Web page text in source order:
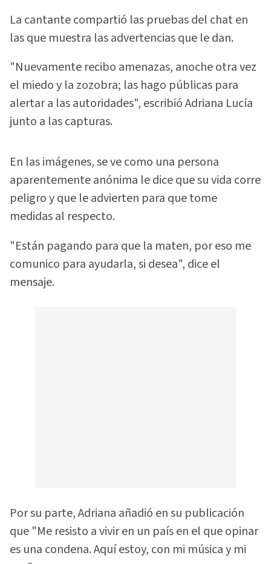
La cantante compartió las pruebas del chat en
las que muestra las advertencias que le dan.
"Nuevamente recibo amenazas, anoche otra vez
el miedo y la zozobra; las hago públicas para
alertar a las autoridades", escribió Adriana Lucía
junto a las capturas.
En las imágenes, se ve como una persona
aparentemente anónima le dice que su vida corre
peligro y que le advierten para que tome
medidas al respecto.
"Están pagando para que la maten, por eso me
comunico para ayudarla, si desea", dice el
mensaje.
Por su parte, Adriana añadió en su publicación
que "Me resisto a vivir en un país en el que opinar
es una condena. Aquí estoy, con mi música y mi